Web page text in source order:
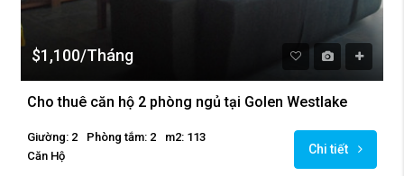
$1,100/Tháng
Cho thuê căn hộ 2 phòng ngủ tại Golen Westlake
Giường: 2 Phòng tắm: 2
m2: 113
Căn Hộ
Chi tiết